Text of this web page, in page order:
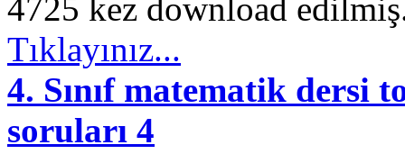
4725 kez download
Tıklayınız...
4. Sınıf matematik dersi
soruları 4